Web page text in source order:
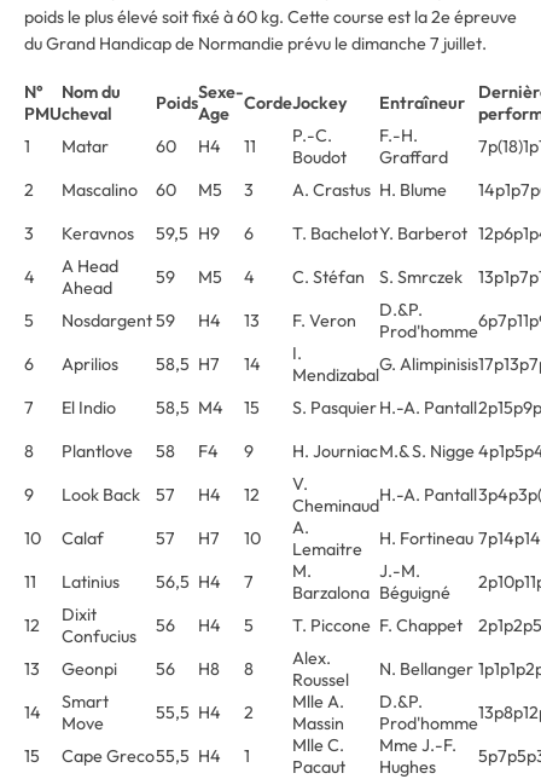
poids le plus élevé soit fixé à 60 kg. Cette course est la 2e épreuve
du Grand Handicap de Normandie prévu le dimanche 7 juillet.
N°
PMU
Nom du
cheval
PoidsSexe-
Age
CordeJockey Entraîneur
1
Matar 60 H4 11
P.-C.
Boudot
F.-H.
Graffard
2
Mascalino 60 M5 3 A. Crastus H. Blume
3
Keravnos 59,5 H9 6 T. BachelotY. Barberot
4
A Head
Ahead
59 M5 4 C. Stéfan S. Smrczek
5
Nosdargent59 H4 13 F. Veron
D.&P.
Prod'homme
6
Aprilios 58,5 H7 14
I.
MendizabalG. Alimpinisis
7
El Indio 58,5 M4 15 S. PasquierH.-A. Pantall
8
Plantlove 58 F4 9 H. JourniacM.& S. Nigge
9
Look Back 57 H4 12
V.
CheminaudH.-A. Pantall
10
Calaf 57 H7 10
A.
Lemaitre
H. Fortineau
11
Latinius 56,5 H4 7
M.
Barzalona
J.-M.
Béguigné
12
Dixit
Confucius
56 H4 5 T. Piccone F. Chappet
13
Geonpi 56 H8 8
Alex.
Roussel
N. Bellanger
14
Smart
Move
55,5 H4 2
Mlle A.
Massin
D.&P.
Prod'homme
15
Cape Greco55,5 H4 1
Mlle C.
Pacaut
Mme J.-F.
Hughes